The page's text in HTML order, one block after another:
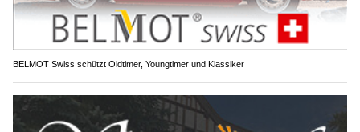
BELMOT Swiss schützt Oldtimer, Youngtimer und Klassiker